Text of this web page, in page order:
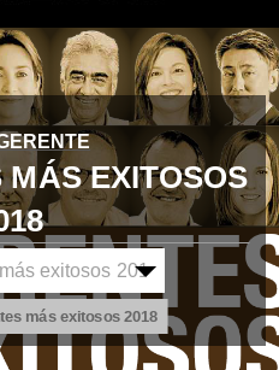
MÁS EXITOSOS
más exitosos 2018